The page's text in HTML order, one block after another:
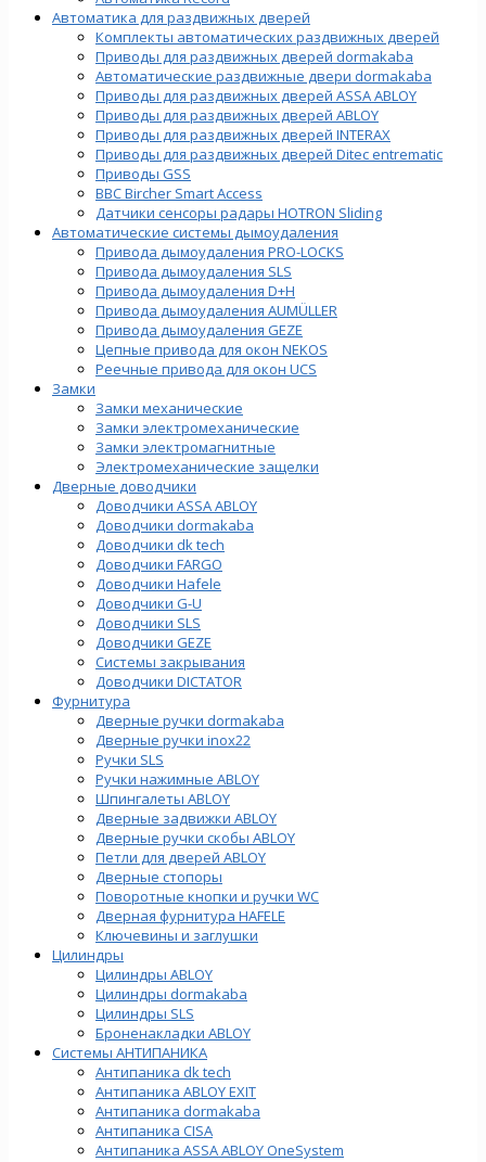
Автоматика для раздвижных дверей
Комплекты автоматических раздвижных дверей
Приводы для раздвижных дверей dormakaba
Автоматические раздвижные двери dormakaba
Приводы для раздвижных дверей ASSA ABLOY
Приводы для раздвижных дверей ABLOY
Приводы для раздвижных дверей INTERAX
Приводы для раздвижных дверей Ditec entrematic
Приводы GSS
BBC Bircher Smart Access
Датчики сенсоры радары HOTRON Sliding
Автоматические системы дымоудаления
Привода дымоудаления PRO-LOCKS
Привода дымоудаления SLS
Привода дымоудаления D+H
Привода дымоудаления AUMÜLLER
Привода дымоудаления GEZE
Цепные привода для окон NEKOS
Реечные привода для окон UСS
Замки
Замки механические
Замки электромеханические
Замки электромагнитные
Электромеханические защелки
Дверные доводчики
Доводчики ASSA ABLOY
Доводчики dormakaba
Доводчики dk tech
Доводчики FARGO
Доводчики Hafele
Доводчики G-U
Доводчики SLS
Доводчики GEZE
Cистемы закрывания
Доводчики DICTATOR
Фурнитура
Дверные ручки dormakaba
Дверные ручки inox22
Ручки SLS
Ручки нажимные ABLOY
Шпингалеты ABLOY
Дверные задвижки ABLOY
Дверные ручки скобы ABLOY
Петли для дверей ABLOY
Дверные стопоры
Поворотные кнопки и ручки WC
Дверная фурнитура HAFELE
Ключевины и заглушки
Цилиндры
Цилиндры ABLOY
Цилиндры dormakaba
Цилиндры SLS
Броненакладки ABLOY
Системы АНТИПАНИКА
Антипаника dk tech
Антипаника ABLOY EXIT
Антипаника dormakaba
Антипаника СISA
Антипаника ASSA ABLOY OneSystem